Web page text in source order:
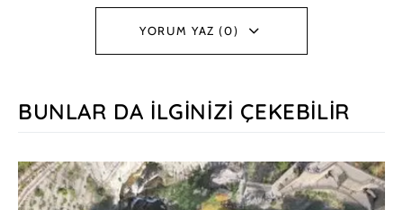
YORUM YAZ (0)
BUNLAR DA İLGINIZI ÇEKEBILIR